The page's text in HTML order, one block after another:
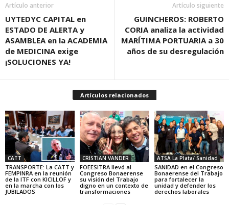
Artículo anterior
UYTEDYC CAPITAL en
ESTADO DE ALERTA y
ASAMBLEA en la ACADEMIA
de MEDICINA exige
¡SOLUCIONES YA!
Artículo siguiente
GUINCHEROS: ROBERTO
CORIA analiza la actividad
MARÍTIMA PORTUARIA a 30
años de su desregulación
Artículos relacionados
CATT
TRANSPORTE: La CATT y
FEMPINRA en la reunión
de la ITF con KICILLOF y
en la marcha con los
JUBILADOS
CRISTIAN VANDER
FOEESITRA llevó al
Congreso Bonaerense
su visión del Trabajo
digno en un contexto de
transformaciones
ATSA La Plata/ Sanidad
SANIDAD en el Congreso
Bonaerense del Trabajo
para fortalecer la
unidad y defender los
derechos laborales